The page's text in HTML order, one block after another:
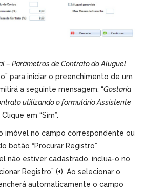
– Parâmetros de Contrato do Aluguel
para iniciar o preenchimento de um
a seguinte mensagem: “Gostaria
utilizando o formulário Assistente
Clique em “Sim”.
imóvel no campo correspondente ou
botão “Procurar Registro”
não estiver cadastrado, inclua-o no
Registro” (+). Ao selecionar o
automaticamente o campo